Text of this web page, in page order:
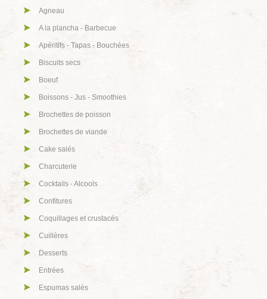
Agneau
A la plancha - Barbecue
Apéritifs - Tapas - Bouchées
Biscuits secs
Boeuf
Boissons - Jus - Smoothies
Brochettes de poisson
Brochettes de viande
Cake salés
Charcuterie
Cocktails - Alcools
Confitures
Coquillages et crustacés
Cuillères
Desserts
Entrées
Espumas salés